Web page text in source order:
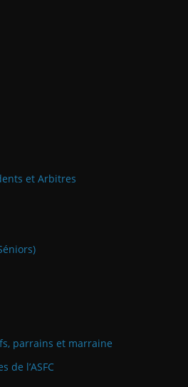
et Arbitres
parrains et marraine
de l’ASFC